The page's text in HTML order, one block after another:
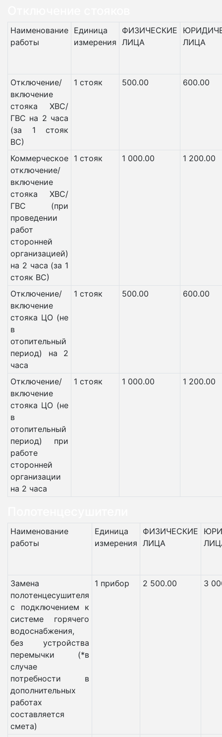
Наименование
работы
Единица
измерения
ФИЗИЧЕСКИЕ
ЛИЦА
ЛИЦА
Отключение/
включение
стояка ХВС/
ГВС на 2 часа
(за 1 стояк
ВС)
1 стояк 500.00 600.00
Коммерческое
отключение/
включение
стояка ХВС/
ГВС (при
проведении
работ
сторонней
организацией)
на 2 часа (за 1
стояк ВС)
1 стояк 1 000.00 1 200.00
Отключение/
включение
стояка ЦО (не
в
отопительный
период) на 2
часа
1 стояк 500.00 600.00
Отключение/
включение
стояка ЦО (не
в
отопительный
период) при
работе
сторонней
организации
на 2 часа
1 стояк 1 000.00 1 200.00
Наименование
работы
Единица
измерения
ФИЗИЧЕСКИЕ
ЛИЦА
Замена
полотенцесушителя
с подключением к
системе горячего
водоснабжения,
без устройства
перемычки (*в
случае
потребности в
дополнительных
работах
составляется
смета)
1 прибор 2 500.00 3